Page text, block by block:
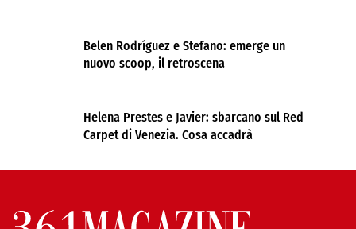
Belen Rodríguez e Stefano: emerge un
nuovo scoop, il retroscena
Helena Prestes e Javier: sbarcano sul Red
Carpet di Venezia. Cosa accadrà